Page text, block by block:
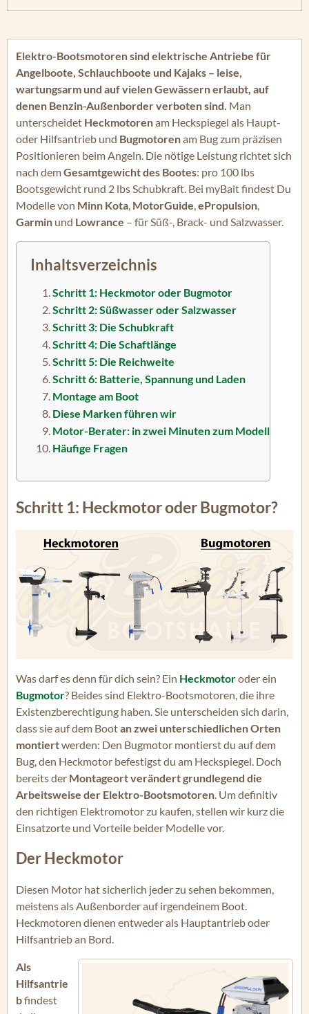
Elektro-Bootsmotoren sind elektrische Antriebe für
Angelboote, Schlauchboote und Kajaks – leise,
wartungsarm und auf vielen Gewässern erlaubt, auf
denen Benzin-Außenborder verboten sind. Man
unterscheidet Heckmotorenam Heckspiegel als Haupt-
oder Hilfsantrieb und Bugmotorenam Bug zum präzisen
Positionieren beim Angeln. Die nötige Leistung richtet sich
nach demGesamtgewicht des Bootes: pro 100 lbs
Bootsgewicht rund 2 lbs Schubkraft. Bei myBait findest Du
Modelle von Minn Kota, MotorGuide,ePropulsion,
Garmin und Lowrance – für Süß-, Brack- und Salzwasser.
Inhaltsverzeichnis
Schritt 1: Heckmotor oder Bugmotor
Schritt 2: Süßwasser oder Salzwasser
Schritt 3: Die Schubkraft
Schritt 4: Die Schaftlänge
Schritt 5: Die Reichweite
Schritt 6: Batterie, Spannung und Laden
Montage am Boot
Diese Marken führen wir
Motor-Berater: in zwei Minuten zum Modell
Häufige Fragen
Schritt 1: Heckmotor oder Bugmotor?
Was darf es denn für dich sein? Ein Heckmotoroder ein
Bugmotor? Beides sind Elektro-Bootsmotoren, die ihre
Existenzberechtigung haben. Sie unterscheiden sich darin,
dass sie auf dem Bootan zwei unterschiedlichen Orten
montiertwerden: Den Bugmotor montierst du auf dem
Bug, den Heckmotor befestigst du am Heckspiegel. Doch
bereits der Montageort verändert grundlegend die
Arbeitsweise der Elektro-Bootsmotoren. Um definitiv
den richtigen Elektromotor zu kaufen, stellen wir kurz die
Einsatzorte und Vorteile beider Modelle vor.
Der Heckmotor
Diesen Motor hat sicherlich jeder zu sehen bekommen,
meistens als Außenborder auf irgendeinem Boot.
Heckmotoren dienen entweder als Hauptantrieb oder
Hilfsantrieb an Bord.
Als
Hilfsantrie
bfindest